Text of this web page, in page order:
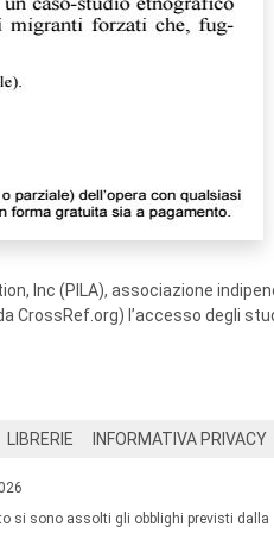
Inc (PILA), associazione
l’accesso degli
LIBRERIE INFORMATIVA PRIVACY
si sono assolti gli obblighi previsti dalla